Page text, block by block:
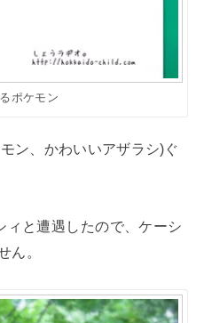
ポケモン
ン、かわいいアザラシ)ぐ
ィと遭遇したので、ケーシ
ん。